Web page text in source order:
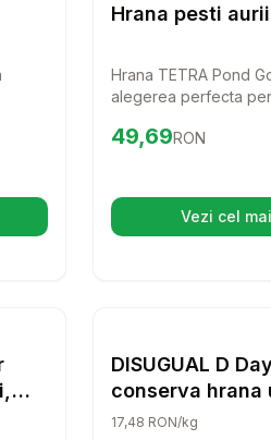
o filă nouă)
Hrana pesti
Hrana TETRA Pond
alegerea perfecta
echilibrata si nutritiva,
mici sau mari, pestii
delicatesa!
Preț:49.69
49,69RON
Vezi cel
Pesti
DISUGUAL D
conserva hrana
cereale pisici,
17,48 RON/kg